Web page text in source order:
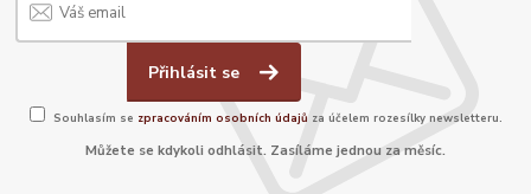
Přihlásit se
Souhlasím se zpracováním osobních údajů za účelem rozesílky newsletteru.
Můžete se kdykoli odhlásit. Zasíláme jednou za měsíc.